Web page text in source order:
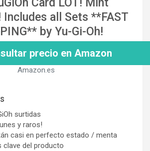
Card LOT! Mint
Includes all Sets **FAST
by Yu-Gi-Oh!
precio en Amazon
Amazon.es
surtidas
y raros!
casi en perfecto estado / menta
clave del producto